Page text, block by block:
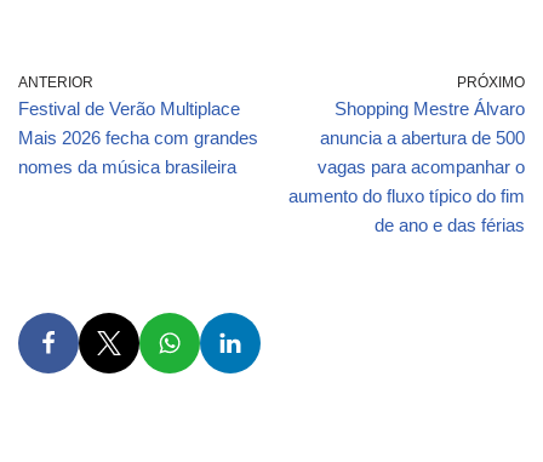
ANTERIOR
Festival de Verão Multiplace
Mais 2026 fecha com grandes
nomes da música brasileira
PRÓXIMO
Shopping Mestre Álvaro
anuncia a abertura de 500
vagas para acompanhar o
aumento do fluxo típico do fim
de ano e das férias